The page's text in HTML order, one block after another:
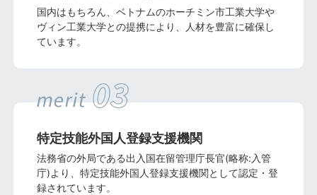
国内はもちろん、ベトナムのホーチミン市工業大学や
ヴィン工業大学との提携により、人材を豊富に確保し
ています。
特定技能外国人登録支援機関
法務省の外局である出入国在留管理庁長官(略称:入管
庁)より、特定技能外国人登録支援機関として認定・登
録されています。